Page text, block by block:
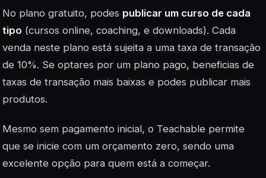
No plano gratuito, podes publicar um curso de cada
tipo (cursos online, coaching, e downloads). Cada
venda neste plano está sujeita a uma taxa de transação
de 10%. Se optares por um plano pago, beneficias de
taxas de transação mais baixas e podes publicar mais
produtos.
Mesmo sem pagamento inicial, o Teachable permite
que se inicie com um orçamento zero, sendo uma
excelente opção para quem está a começar.